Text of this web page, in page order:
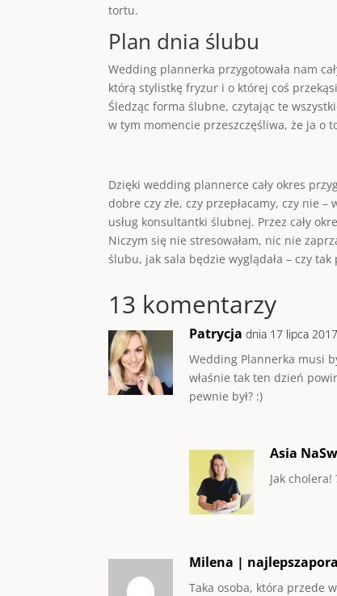
tortu.
Plan dnia ślubu
Wedding plannerka przygotowała nam
którą stylistkę fryzur i o której coś
Śledząc forma ślubne, czytając te
w tym momencie przeszczęśliwa, że ja o
Dzięki wedding plannerce cały okres
dobre czy złe, czy przepłacamy, czy nie
usług konsultantki ślubnej. Przez cały
Niczym się nie stresowałam, nic nie
ślubu, jak sala będzie wyglądała – czy
13 komentarzy
Patrycja dnia 17 lipca
Wedding Plannerka musi
właśnie tak ten dzień
pewnie był? :)
Asia
Jak
Milena |
Taka osoba, która przede